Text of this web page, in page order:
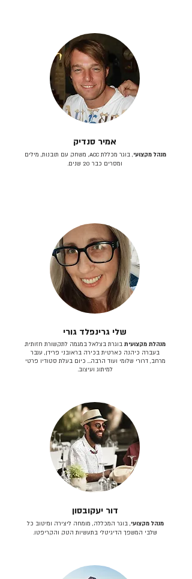
אמיר סנדיק
מנהל מקצועי
, בוגר מכללת ACC, משחק עם תובנות, מילים
ומסרים כבר 20 שנים.
שלי גרינפלד גורי
מנהלת מקצועית בוגרת בצלאל במגמה לתקשורת חזותית.
בעברה כיהנה כארטית בכירה בראובני פרידן, ענבר
מרחב, דרורי שלומי ועוד הרבה… כיום בעלת סטודיו פרטי
למיתוג ועיצוב.
דור יעקובסון
מנהל מקצועי, בוגר המכללה, מומחה ליצירה ומיטוב כל
שלבי המשפך הדיגיטלי בתעשיות הטק והקריפטו.